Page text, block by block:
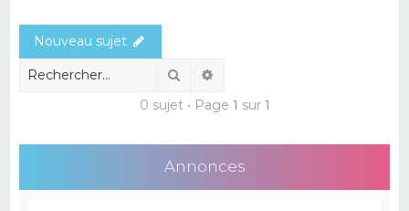
r
Nouveau sujet
Rechercher
0 sujet • Page 1 sur 1
Annonces